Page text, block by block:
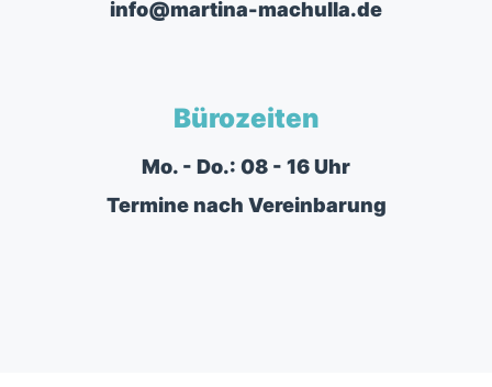
info@martina-machulla.de
Bürozeiten
Mo. - Do.: 08 - 16 Uhr
Termine nach Vereinbarung